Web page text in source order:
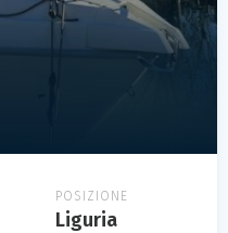
POSIZIONE
Liguria